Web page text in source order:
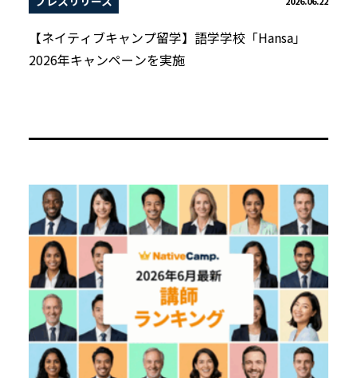
【ネイティブキャンプ留学】語学学校「Hansa」
2026年キャンペーンを実施